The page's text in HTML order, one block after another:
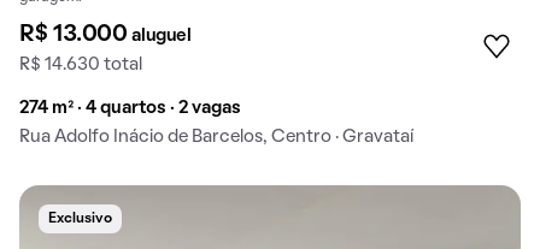
R$ 13.000aluguel
R$ 14.630 total
274 m² · 4 quartos · 2 vagas
Rua Adolfo Inácio de Barcelos, Centro · Gravataí
Exclusivo